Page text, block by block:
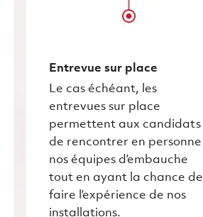
Entrevue sur place
Le cas échéant, les
entrevues sur place
permettent aux candidats
de rencontrer en personne
nos équipes d’embauche
tout en ayant la chance de
faire l’expérience de nos
installations.